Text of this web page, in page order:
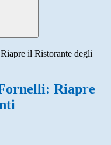
il Ristorante degli
Riapre